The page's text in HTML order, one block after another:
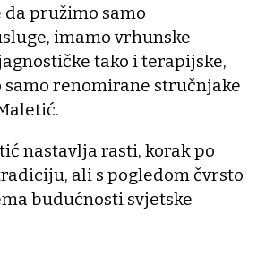
pružimo samo
imamo vrhunske
tako i terapijske,
samo renomirane stručnjake
nastavlja rasti, korak po
ali s pogledom čvrsto
budućnosti svjetske